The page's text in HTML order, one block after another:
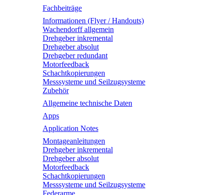
Fachbeiträge
Informationen (Flyer / Handouts)
Wachendorff allgemein
Drehgeber inkremental
Drehgeber absolut
Drehgeber redundant
Motorfeedback
Schachtkopierungen
Messsysteme und Seilzugsysteme
Zubehör
Allgemeine technische Daten
Apps
Application Notes
Montageanleitungen
Drehgeber inkremental
Drehgeber absolut
Motorfeedback
Schachtkopierungen
Messsysteme und Seilzugsysteme
Federarme